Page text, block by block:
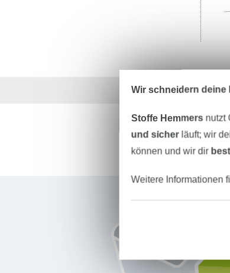
Über 1.8
Für den Stoffe Hemmers Newsletter anmelden
Wir schneidern deine
Stoffe Hemmers nutzt
und sicherläuft; wir
können und wir dir
Weitere Informationen